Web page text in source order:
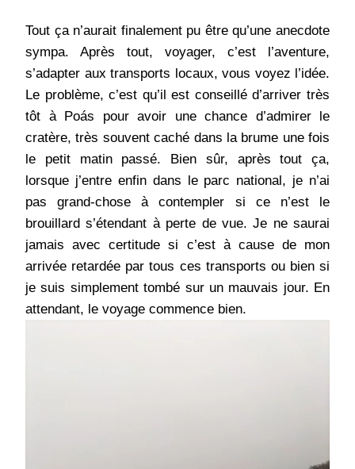
Tout ça n’aurait finalement pu être qu’une anecdote
sympa. Après tout, voyager, c’est l’aventure,
s’adapter aux transports locaux, vous voyez l’idée.
Le problème, c’est qu’il est conseillé d’arriver très
tôt à Poás pour avoir une chance d’admirer le
cratère, très souvent caché dans la brume une fois
le petit matin passé. Bien sûr, après tout ça,
lorsque j’entre enfin dans le parc national, je n’ai
pas grand-chose à contempler si ce n’est le
brouillard s’étendant à perte de vue. Je ne saurai
jamais avec certitude si c’est à cause de mon
arrivée retardée par tous ces transports ou bien si
je suis simplement tombé sur un mauvais jour. En
attendant, le voyage commence bien.